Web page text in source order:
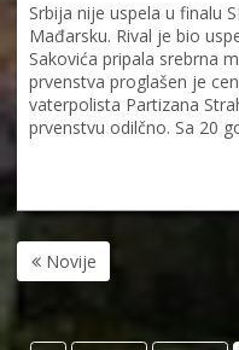
Srbija nije uspela u finalu
Mađarsku. Rival je bio
Sakovića pripala srebrna
prvenstva proglašen je
vaterpolista Partizana
prvenstvu odilčno. Sa 20
Novije